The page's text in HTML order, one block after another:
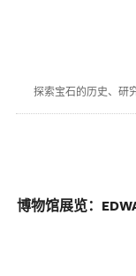
探索宝石的历史、研
博物馆展览：